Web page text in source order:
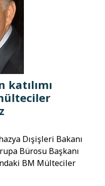
katılımı
Dışişleri Bakanı
Bürosu Başkanı
BM Mülteciler